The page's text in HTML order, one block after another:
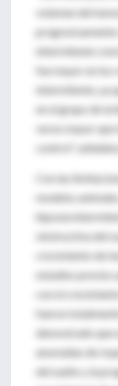
volumen del
intermitente
fue mayor en
intermitente, ya
en el grupo de la
veces mayor
control”,
Con las
modelos
hipoxia
obstructiva del
crecimiento de
estudios previos
con el
fueron
demostrado que
anomalías de
del sueño y la